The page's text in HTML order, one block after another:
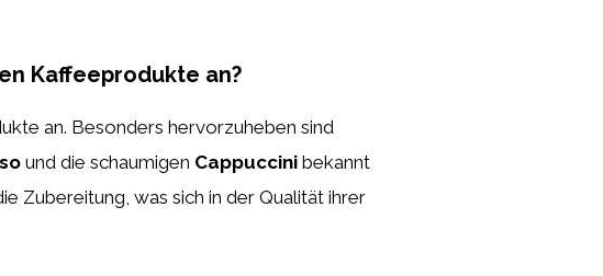
Kaffeeprodukte an?
an. Besonders hervorzuheben sind
und die schaumigen Cappuccini bekannt
Zubereitung, was sich in der Qualität ihrer